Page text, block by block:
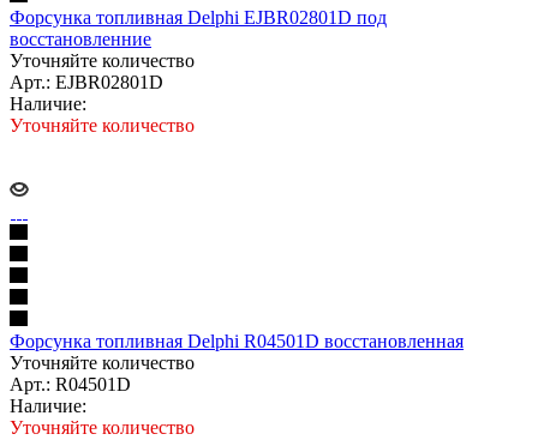
Форсунка топливная Delphi EJBR02801D под
восстановленние
Уточняйте количество
Арт.: EJBR02801D
Наличие:
Уточняйте количество
Форсунка топливная Delphi R04501D восстановленная
Уточняйте количество
Арт.: R04501D
Наличие:
Уточняйте количество